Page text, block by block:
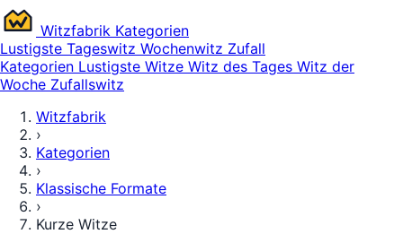
Witzfabrik Kategorien
Lustigste Tageswitz Wochenwitz Zufall
Kategorien Lustigste Witze Witz des Tages Witz der
Woche Zufallswitz
Witzfabrik
›
Kategorien
›
Klassische Formate
›
Kurze Witze